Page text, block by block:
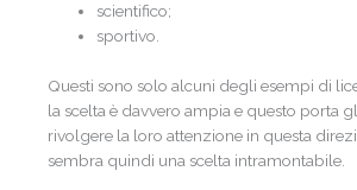
scientifico;
sportivo.
Questi sono solo alcuni degli esempi di
la scelta è davvero ampia e questo porta
rivolgere la loro attenzione in questa
sembra quindi una scelta intramontabile.